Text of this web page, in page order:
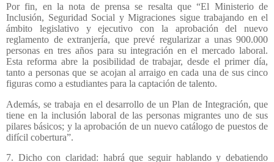
Por fin, en la nota de prensa se resalta que “El Ministerio de
Inclusión, Seguridad Social y Migraciones sigue trabajando en el
ámbito legislativo y ejecutivo con la aprobación del nuevo
reglamento de extranjería, que prevé regularizar a unas 900.000
personas en tres años para su integración en el mercado laboral.
Esta reforma abre la posibilidad de trabajar, desde el primer día,
tanto a personas que se acojan al arraigo en cada una de sus cinco
figuras como a estudiantes para la captación de talento.
Además, se trabaja en el desarrollo de un Plan de Integración, que
tiene en la inclusión laboral de las personas migrantes uno de sus
pilares básicos; y la aprobación de un nuevo catálogo de puestos de
difícil cobertura”.
7. Dicho con claridad: habrá que seguir hablando y debatiendo